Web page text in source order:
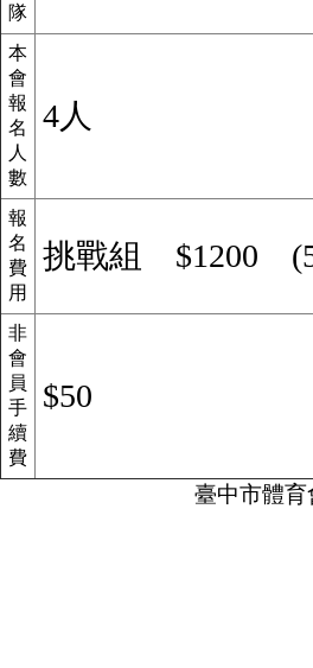
隊
本
會
報
名
人
數
4人
報
名
費
用
挑戰組 $1200
非
會
員
手
續
費
$50
臺中市體育